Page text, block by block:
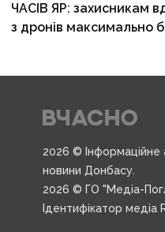
ЧАСІВ ЯР: захисникам
з дронів максимально
2026 ©
новини Донбасу.
2026 © ГО "Медіа-
Ідентифікатор медіа